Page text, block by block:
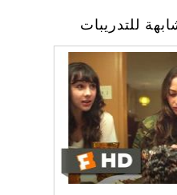
للتدريبات